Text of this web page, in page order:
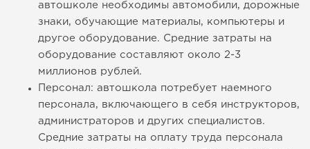
автошколе необходимы автомобили, дорожные
знаки, обучающие материалы, компьютеры и
другое оборудование. Средние затраты на
оборудование составляют около 2-3
миллионов рублей.
Персонал: автошкола потребует наемного
персонала, включающего в себя инструкторов,
администраторов и других специалистов.
Средние затраты на оплату труда персонала